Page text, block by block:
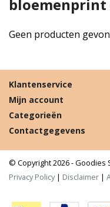
Geen producten
Klantenservice
Mijn account
Categorieën
Contactgegevens
© Copyright 2026 - Goodies
Privacy Policy| Disclaimer |